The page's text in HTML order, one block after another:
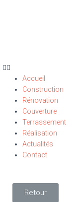
Accueil
Construction
Rénovation
Couverture
Terrassement
Réalisation
Actualités
Contact
Retour